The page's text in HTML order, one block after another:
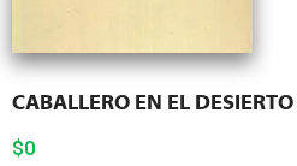
CABALLERO EN EL DESIERTO
$0